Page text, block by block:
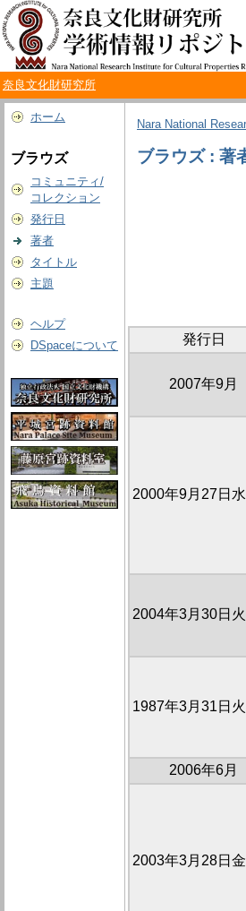
奈良文化財研究所
ホーム
ブラウズ
コミュニティ/
コレクション
発行日
著者
タイトル
主題
ヘルプ
DSpaceについて
Nara National
ブラウズ : 著
発行日
2007年9月
2000年9月27日
2004年3月30日
1987年3月31日
2006年6月
2003年3月28日